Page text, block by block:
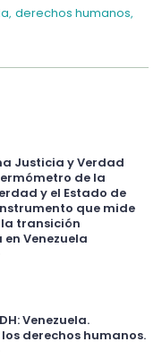
, derechos humanos,
Justicia y Verdad
de la
y el Estado de
que mide
transición
Venezuela
Venezuela.
derechos humanos.